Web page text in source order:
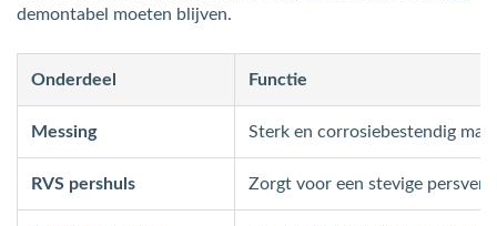
demontabel moeten blijven.
Onderdeel Functie
Messing Sterk en corrosiebestendig
RVS pershuls Zorgt voor een stevige